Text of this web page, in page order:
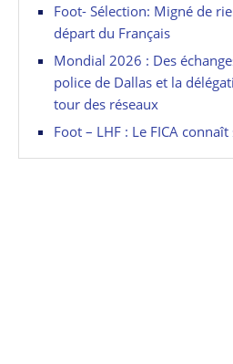
Foot- Sélection: Migné de
départ du Français
Mondial 2026 : Des
police de Dallas et la
tour des réseaux
Foot – LHF : Le FICA